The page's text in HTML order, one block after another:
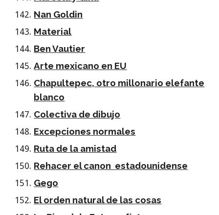
Nan Goldin
Material
Ben Vautier
Arte mexicano en EU
Chapultepec, otro millonario elefante
blanco
Colectiva de dibujo
Excepciones normales
Ruta de la amistad
Rehacer el canon estadounidense
Gego
El orden natural de las cosas